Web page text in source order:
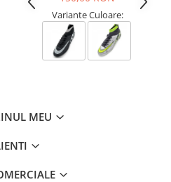
Variante Culoare:
MEU